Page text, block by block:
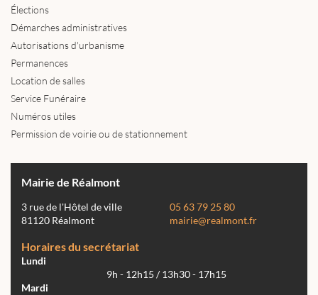
Élections
Démarches administratives
Autorisations d'urbanisme
Permanences
Location de salles
Service Funéraire
Numéros utiles
Permission de voirie ou de stationnement
Mairie de Réalmont
3 rue de l'Hôtel de ville
81120 Réalmont
05 63 79 25 80
mairie@realmont.fr
Horaires du secrétariat
Lundi
9h - 12h15 / 13h30 - 17h15
Mardi